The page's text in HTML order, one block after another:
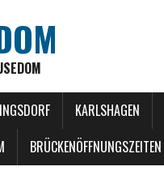
KARLSHAGEN
BRÜCKENÖFFNUNGSZEITEN